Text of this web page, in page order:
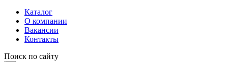
Каталог
О компании
Вакансии
Контакты
Поиск по сайту